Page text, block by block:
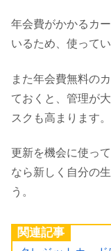
年会費がかかるカ
いるため、使って
また年会費無料の
ておくと、管理が
スクも高まります。
更新を機会に使っ
なら新しく自分の
う。
関連記事